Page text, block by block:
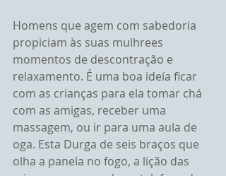
Homens que agem com sabedoria
propiciam às suas mulhrees
momentos de descontração e
relaxamento. É uma boa ideía ficar
com as crianças para ela tomar chá
com as amigas, receber uma
massagem, ou ir para uma aula de
oga. Esta Durga de seis braços que
olha a panela no fogo, a lição das